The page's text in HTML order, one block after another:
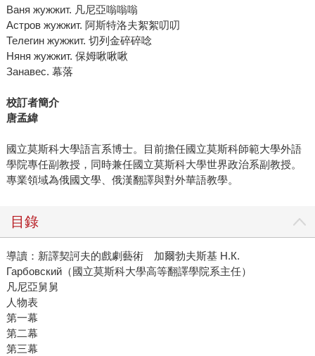
Ваня жужжит. 凡尼亞嗡嗡嗡
Астров жужжит. 阿斯特洛夫絮絮叨叨
Телегин жужжит. 切列金碎碎唸
Няня жужжит. 保姆啾啾啾
Занавес. 幕落
校訂者簡介
唐孟緯
國立莫斯科大學語言系博士。目前擔任國立莫斯科師範大學外語
學院專任副教授，同時兼任國立莫斯科大學世界政治系副教授。
專業領域為俄國文學、俄漢翻譯與對外華語教學。
目錄
導讀：新譯契訶夫的戲劇藝術 加爾勃夫斯基 Н.К.
Гарбовский（國立莫斯科大學高等翻譯學院系主任）
凡尼亞舅舅
人物表
第一幕
第二幕
第三幕